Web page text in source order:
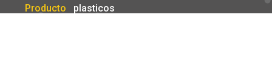
Producto
plasticos